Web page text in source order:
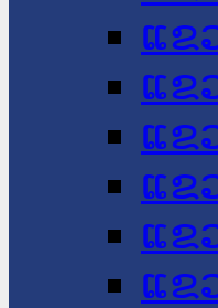
ແຂ
ແຂ
ແຂ
ແຂ
ແຂ
ແຂ